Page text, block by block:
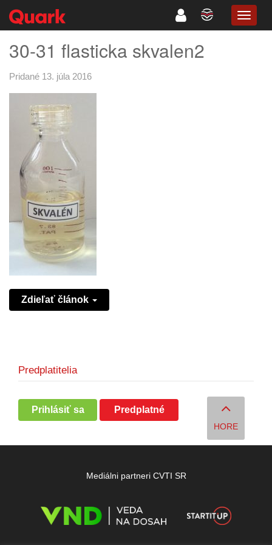
30-31 flasticka skvalen2
Pridané 13. júla 2016
Zdieľať článok
Predplatitelia
Prihlásiť sa Predplatné
HORE
Mediálni partneri CVTI SR